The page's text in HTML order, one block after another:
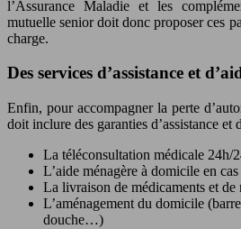
l’Assurance Maladie et les
mutuelle senior doit donc proposer ces
charge.
Des services d’assistance et
Enfin, pour accompagner la perte
doit inclure des garanties d’assistance et
La téléconsultation médicale 24h/
L’aide ménagère à domicile en
La livraison de médicaments et de
L’aménagement du domicile
douche…)